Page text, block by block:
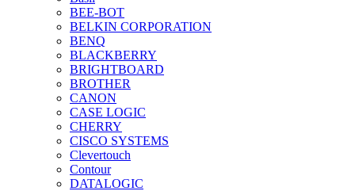
BEE-BOT
BELKIN CORPORATION
BENQ
BLACKBERRY
BRIGHTBOARD
BROTHER
CANON
CASE LOGIC
CHERRY
CISCO SYSTEMS
Clevertouch
Contour
DATALOGIC